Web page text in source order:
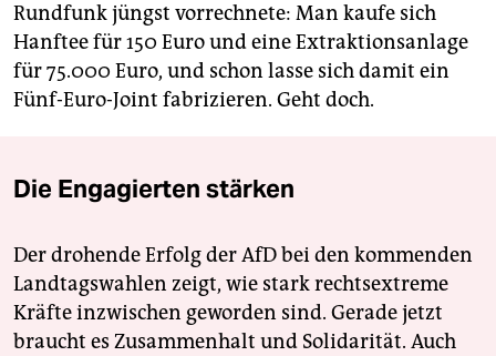
Rundfunk jüngst vorrechnete: Man kaufe sich
Hanftee für 150 Euro und eine Extraktionsanlage
für 75.000 Euro, und schon lasse sich damit ein
Fünf-Euro-Joint fabrizieren. Geht doch.
Die Engagierten stärken
Der drohende Erfolg der AfD bei den kommenden
Landtagswahlen zeigt, wie stark rechtsextreme
Kräfte inzwischen geworden sind. Gerade jetzt
braucht es Zusammenhalt und Solidarität. Auch